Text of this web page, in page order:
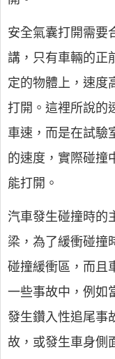
安全氣囊打開需要
講，只有車輛的正
定的物體上，速度
打開。這裡所說的
車速，而是在試驗
的速度，實際碰撞
能打開。
汽車發生碰撞時的
梁，為了緩衝碰撞
碰撞緩衝區，而且
一些事故中，例如
發生鑽入性追尾事
故，或發生車身側